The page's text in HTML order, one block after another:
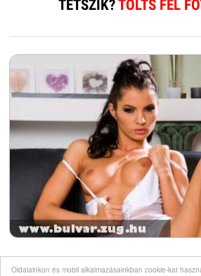
Oldalainkon és mobil alkalmazásainkban cookie-kat
TETSZIK?TÖLTS FEL